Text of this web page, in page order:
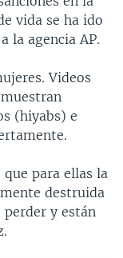
vida se ha ido
la agencia AP.
Videos
(hiyabs) e
para ellas la
destruida
perder y están